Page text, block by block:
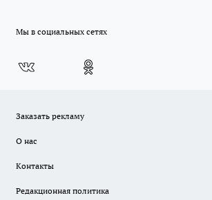
Мы в социальных сетях
Заказать рекламу
О нас
Контакты
Редакционная политика